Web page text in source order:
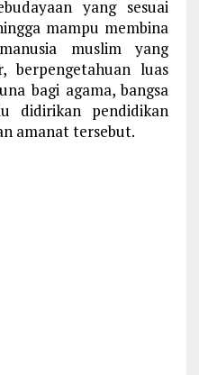
yang sesuai
mampu membina
muslim yang
berpengetahuan luas
bagi agama, bangsa
didirikan pendidikan
amanat tersebut.